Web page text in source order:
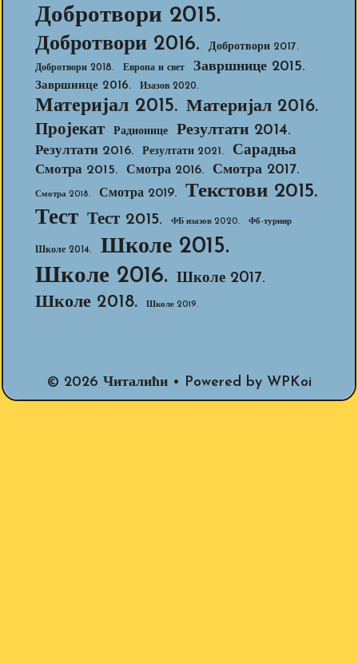
Добротвори 2015.
Добротвори 2016. Добротвори 2017.
Добротвори 2018. Европа и свет Завршнице 2015.
Завршнице 2016. Изазов 2020.
Материјал 2015. Материјал 2016.
Пројекат Радионице Резултати 2014.
Резултати 2016. Резултати 2021. Сарадња
Смотра 2015. Смотра 2016. Смотра 2017.
Смотра 2018. Смотра 2019. Текстови 2015.
Тест Тест 2015. ФБ изазов 2020. Фб-турнир
Школе 2014.
Школе 2015.
Школе 2016. Школе 2017.
Школе 2018. Школе 2019.
© 2026 Читалићи• Powered by WPKoi